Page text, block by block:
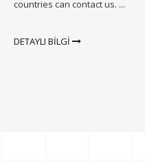
countries can contact us. ...
DETAYLI BİLGİ